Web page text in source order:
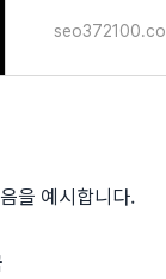
을 예시합니다.